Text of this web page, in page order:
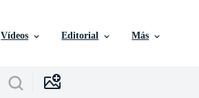
Vídeos Editorial Más